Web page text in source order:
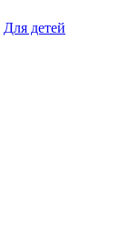
Для детей